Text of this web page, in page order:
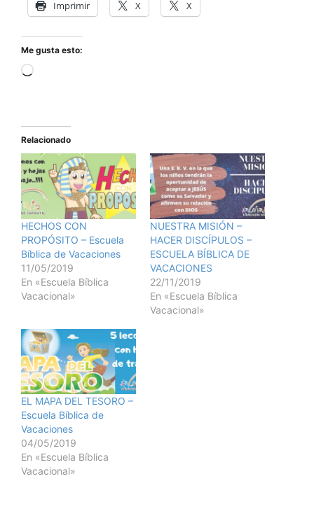
Imprimir X X
Me gusta esto:
Relacionado
HECHOS CON
PROPÓSITO – Escuela
Bíblica de Vacaciones
11/05/2019
En «Escuela Bíblica
Vacacional»
NUESTRA MISIÓN –
HACER DISCÍPULOS –
ESCUELA BÍBLICA DE
VACACIONES
22/11/2019
En «Escuela Bíblica
Vacacional»
EL MAPA DEL TESORO –
Escuela Bíblica de
Vacaciones
04/05/2019
En «Escuela Bíblica
Vacacional»